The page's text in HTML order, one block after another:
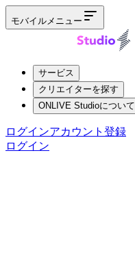
モバイルメニュー
サービス
クリエイターを探す
ONLIVE Studioについて
ログインアカウント登録
ログイン